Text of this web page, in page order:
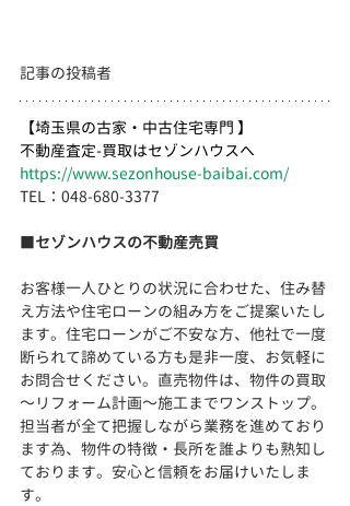
記事の投稿者
【埼玉県の古家・中古住宅専門 】
不動産査定-買取はセゾンハウスへ
https://www.sezonhouse-baibai.com/
TEL：048-680-3377
■セゾンハウスの不動産売買
お客様一人ひとりの状況に合わせた、住み替
え方法や住宅ローンの組み方をご提案いたし
ます。住宅ローンがご不安な方、他社で一度
断られて諦めている方も是非一度、お気軽に
お問合せください。直売物件は、物件の買取
～リフォーム計画～施工までワンストップ。
担当者が全て把握しながら業務を進めており
ます為、物件の特徴・長所を誰よりも熟知し
ております。安心と信頼をお届けいたしま
す。